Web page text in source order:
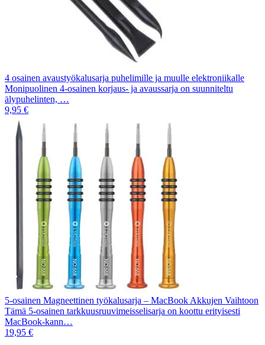
4 osainen avaustyökalusarja puhelimille ja muulle elektroniikalle
Monipuolinen 4-osainen korjaus- ja avaussarja on suunniteltu
älypuhelinten, …
9,95 €
5-osainen Magneettinen työkalusarja – MacBook Akkujen Vaihtoon
Tämä 5-osainen tarkkuusruuvimeisselisarja on koottu erityisesti
MacBook-kann…
19,95 €